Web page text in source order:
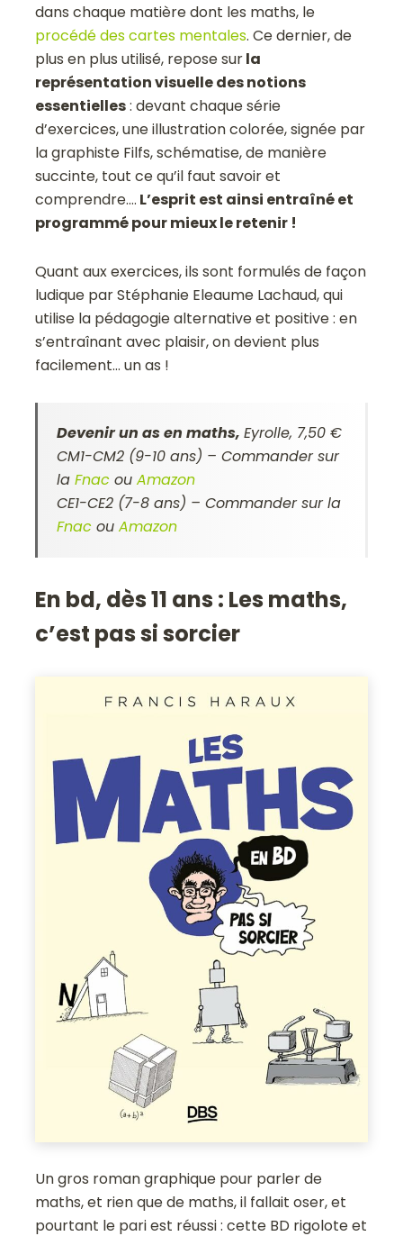
dans chaque matière dont les maths, le
procédé des cartes mentales. Ce dernier, de
plus en plus utilisé, repose surla
représentation visuelle des notions
essentielles: devant chaque série
d’exercices, une illustration colorée, signée par
la graphiste Filfs, schématise, de manière
succinte, tout ce qu’il faut savoir et
comprendre…. L’esprit est ainsi entraîné et
programmé pour mieux le retenir !
Quant aux exercices, ils sont formulés de façon
ludique par Stéphanie Eleaume Lachaud, qui
utilise la pédagogie alternative et positive : en
s’entraînant avec plaisir, on devient plus
facilement… un as !
Devenir un as en maths,Eyrolle, 7,50 €
CM1-CM2 (9-10 ans) – Commander sur
laFnac ouAmazon
CE1-CE2 (7-8 ans) – Commander sur la
Fnac ouAmazon
En bd, dès 11 ans : Les maths,
c’est pas si sorcier
Un gros roman graphique pour parler de
maths, et rien que de maths, il fallait oser, et
pourtant le pari est réussi : cette BD rigolote et